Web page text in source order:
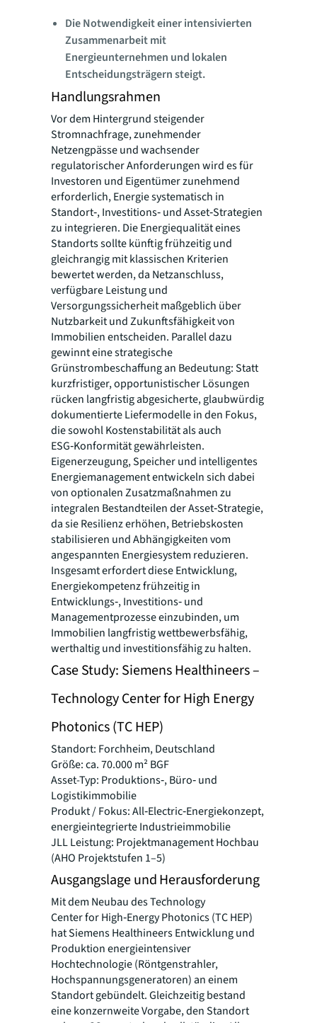
Die Notwendigkeit einer intensivierten
Zusammenarbeit mit
Energieunternehmen und lokalen
Entscheidungsträgern steigt.
Handlungsrahmen
Vor dem Hintergrund steigender
Stromnachfrage, zunehmender
Netzengpässe und wachsender
regulatorischer Anforderungen wird es für
Investoren und Eigentümer zunehmend
erforderlich, Energie systematisch in
Standort‑, Investitions‑ und Asset‑Strategien
zu integrieren. Die Energiequalität eines
Standorts sollte künftig frühzeitig und
gleichrangig mit klassischen Kriterien
bewertet werden, da Netzanschluss,
verfügbare Leistung und
Versorgungssicherheit maßgeblich über
Nutzbarkeit und Zukunftsfähigkeit von
Immobilien entscheiden. Parallel dazu
gewinnt eine strategische
Grünstrombeschaffung an Bedeutung: Statt
kurzfristiger, opportunistischer Lösungen
rücken langfristig abgesicherte, glaubwürdig
dokumentierte Liefermodelle in den Fokus,
die sowohl Kostenstabilität als auch
ESG‑Konformität gewährleisten.
Eigenerzeugung, Speicher und intelligentes
Energiemanagement entwickeln sich dabei
von optionalen Zusatzmaßnahmen zu
integralen Bestandteilen der Asset‑Strategie,
da sie Resilienz erhöhen, Betriebskosten
stabilisieren und Abhängigkeiten vom
angespannten Energiesystem reduzieren.
Insgesamt erfordert diese Entwicklung,
Energiekompetenz frühzeitig in
Entwicklungs‑, Investitions‑ und
Managementprozesse einzubinden, um
Immobilien langfristig wettbewerbsfähig,
werthaltig und investitionsfähig zu halten.
Case Study: Siemens Healthineers –
Technology Center for High Energy
Photonics (TC HEP)
Standort: Forchheim, Deutschland
Größe: ca. 70.000 m² BGF
Asset-Typ: Produktions‑, Büro‑ und
Logistikimmobilie
Produkt / Fokus: All‑Electric‑Energiekonzept,
energieintegrierte Industrieimmobilie
JLL Leistung: Projektmanagement Hochbau
(AHO Projektstufen 1–5)
Ausgangslage und Herausforderung
Mit dem Neubau des Technology
Center for High‑Energy Photonics (TC HEP)
hat Siemens Healthineers Entwicklung und
Produktion energieintensiver
Hochtechnologie (Röntgenstrahler,
Hochspannungsgeneratoren) an einem
Standort gebündelt. Gleichzeitig bestand
eine konzernweite Vorgabe, den Standort